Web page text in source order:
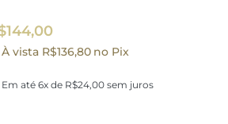
144,00
Em até 6x de R$24,00sem juros
À vista R$136,80 no Pix